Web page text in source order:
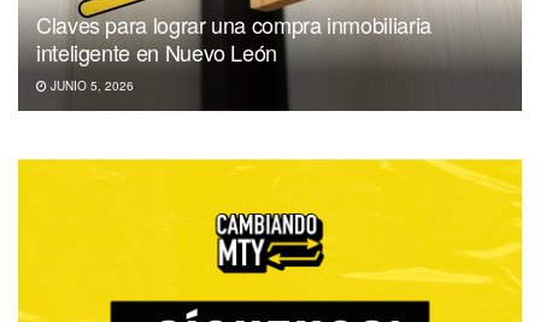
Claves para lograr una compra inmobiliaria
inteligente en Nuevo León
JUNIO 5, 2026